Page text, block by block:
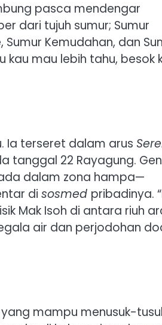
pasca mendengar
dari tujuh sumur; Sumur
Kemudahan, dan
kau mau lebih tahu, besok
Ia terseret dalam arus
tanggal 22 Rayagung.
dalam zona hampa—
di sosmed pribadinya.
Mak Isoh di antara riuh
air dan perjodohan
mampu menusuk-